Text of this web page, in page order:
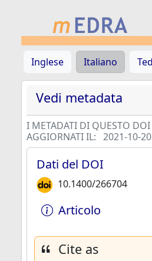
Inglese Italiano
Vedi metadata
I METADATI DI QUESTO
AGGIORNATI IL: 2021-10-
Dati del DOI
10.1400/266704
Articolo
Cite as